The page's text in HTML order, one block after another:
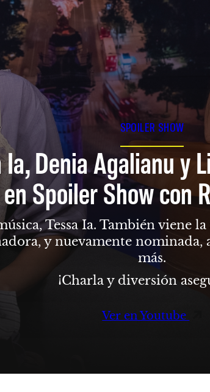
SPOILER SHOW
Ia, Denia Agalianu y
en Spoiler Show con
Tessa Ia. También viene
y nuevamente
más.
¡Charla y diversión
Ver en Youtube